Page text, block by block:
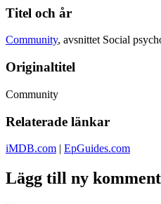
Titel och år
Community, avsnittet Social
Originaltitel
Community
Relaterade länkar
iMDB.com | EpGuides.com
Lägg till ny